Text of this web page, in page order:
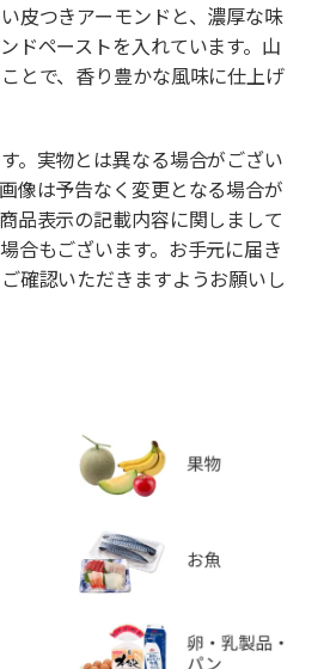
皮つきアーモンドと、濃厚な味
ドペーストを入れています。山
とで、香り豊かな風味に仕上げ
。実物とは異なる場合がござい
像は予告なく変更となる場合が
品表示の記載内容に関しまして
合もございます。お手元に届き
確認いただきますようお願いし